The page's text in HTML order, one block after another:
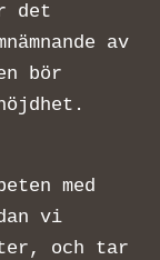
det
av
bör
med
vi
och tar